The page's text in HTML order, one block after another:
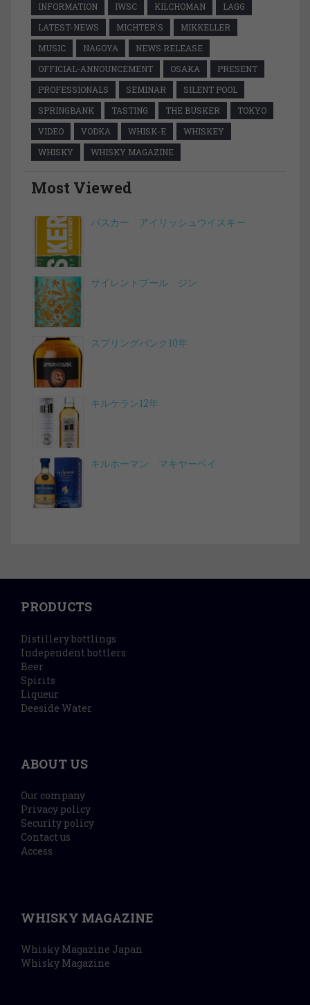
INFORMATION
IWSC KILCHOMAN
LAGG
LATEST-NEWS
MICHTER'S
MIKKELLER
MUSIC
NAGOYA
NEWS RELEASE
OFFICIAL-ANNOUNCEMENT
OSAKA
PRESENT
PROFESSIONALS
SEMINAR
SILENT POOL
SPRINGBANK
TASTING THE BUSKER
TOKYO
VIDEO
VODKA WHISK-E
WHISKEY
WHISKY
WHISKY MAGAZINE
Most Viewed
バスカー アイリッシュウイスキー
サイレントプール ジン
スプリングバンク10年
キルケラン12年
キルホーマン マキヤーベイ
PRODUCTS
Distillery bottlings
Independent bottlers
Beer
Spirits
Liqueur
Deeside Water
ABOUT US
Our company
Privacy policy
Security policy
Contact us
Access
WHISKY MAGAZINE
Whisky Magazine Japan
Whisky Magazine